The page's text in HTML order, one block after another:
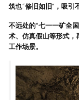
筑也“修旧如旧” ，吸引
不远处的“七一一矿全
术、仿真假山等形式，
工作场景。